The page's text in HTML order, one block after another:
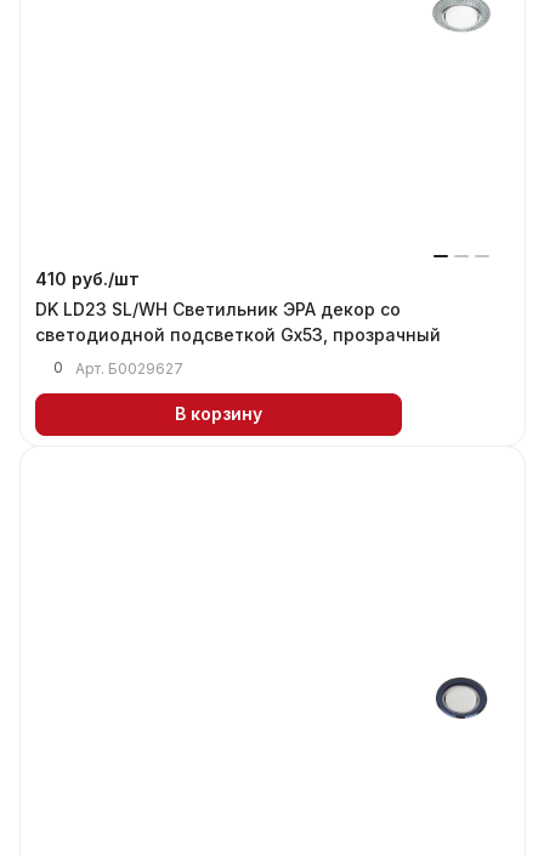
410 руб./шт
DK LD23 SL/WH Светильник ЭРА декор со
светодиодной подсветкой Gx53, прозрачный
0 Арт. Б0029627
В корзину